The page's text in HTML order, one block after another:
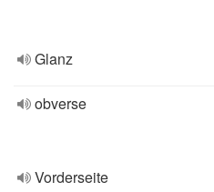
Glanz
obverse
Vorderseite